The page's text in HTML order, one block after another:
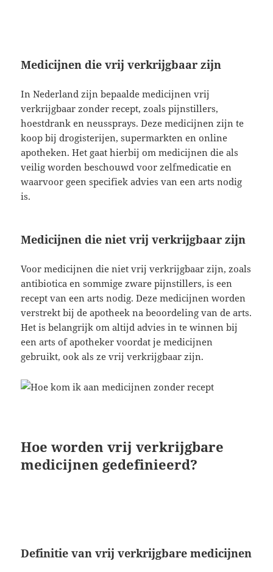
Medicijnen die vrij verkrijgbaar zijn
In Nederland zijn bepaalde medicijnen vrij
verkrijgbaar zonder recept, zoals pijnstillers,
hoestdrank en neussprays. Deze medicijnen zijn te
koop bij drogisterijen, supermarkten en online
apotheken. Het gaat hierbij om medicijnen die als
veilig worden beschouwd voor zelfmedicatie en
waarvoor geen specifiek advies van een arts nodig
is.
Medicijnen die niet vrij verkrijgbaar zijn
Voor medicijnen die niet vrij verkrijgbaar zijn, zoals
antibiotica en sommige zware pijnstillers, is een
recept van een arts nodig. Deze medicijnen worden
verstrekt bij de apotheek na beoordeling van de arts.
Het is belangrijk om altijd advies in te winnen bij
een arts of apotheker voordat je medicijnen
gebruikt, ook als ze vrij verkrijgbaar zijn.
Hoe worden vrij verkrijgbare
medicijnen gedefinieerd?
Definitie van vrij verkrijgbare medicijnen